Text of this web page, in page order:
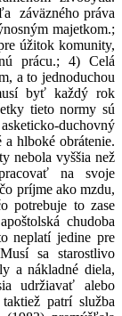
záväzného práva
majetkom.;
úžitok komunity,
prácu.; 4) Celá
a to jednoduchou
byť každý rok
tieto normy sú
duchovný
a hlboké obrátenie.
nebola vyššia než
na svoje
príjme ako mzdu,
potrebuje to zase
chudoba
neplatí jedine pre
sa starostlivo
a nákladné diela,
udržiavať alebo
patrí služba